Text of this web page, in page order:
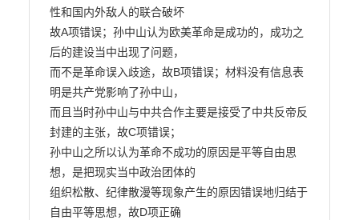
性和国内外敌人的联合破坏
故A项错误；孙中山认为欧美革命是成功的，成功之
后的建设当中出现了问题，
而不是革命误入歧途，故B项错误；材料没有信息表
明是共产党影响了孙中山，
而且当时孙中山与中共合作主要是接受了中共反帝反
封建的主张，故C项错误；
孙中山之所以认为革命不成功的原因是平等自由思
想，是把现实当中政治团体的
组织松散、纪律散漫等现象产生的原因错误地归结于
自由平等思想，故D项正确